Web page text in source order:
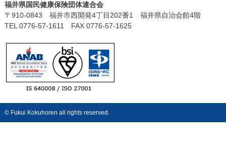
福井県国民健康保険団体連合会
〒910-0843 福井市西開発4丁目202番1 福井県自治会館4階
TEL 0776-57-1611 FAX 0776-57-1625
© Fukui Kokuhoren all rights reserved.